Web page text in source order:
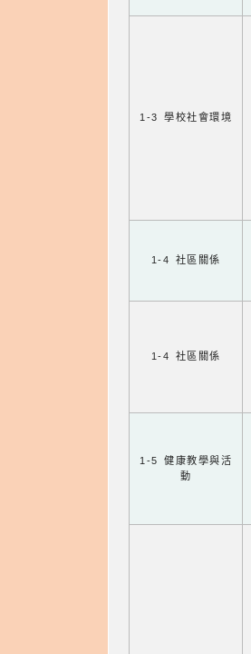
1-3 學校社會環境
1-4 社區關係
1-4 社區關係
1-5 健康教學與活
動